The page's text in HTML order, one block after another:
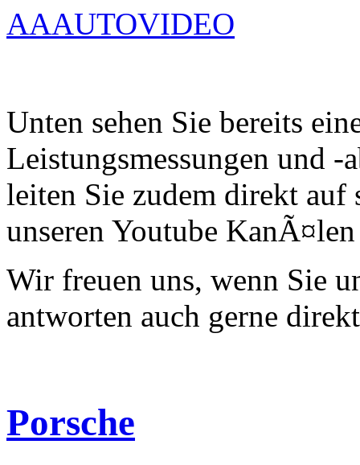
AAAUTOVIDEO
Unten sehen Sie bereits
Leistungsmessungen und -
leiten Sie zudem direkt auf
unseren Youtube
Wir freuen uns, wenn Sie
antworten auch gerne
Porsche